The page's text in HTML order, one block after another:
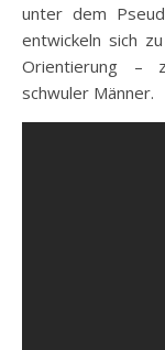
unter dem
entwickeln sich
Orientierung –
schwuler Männer.